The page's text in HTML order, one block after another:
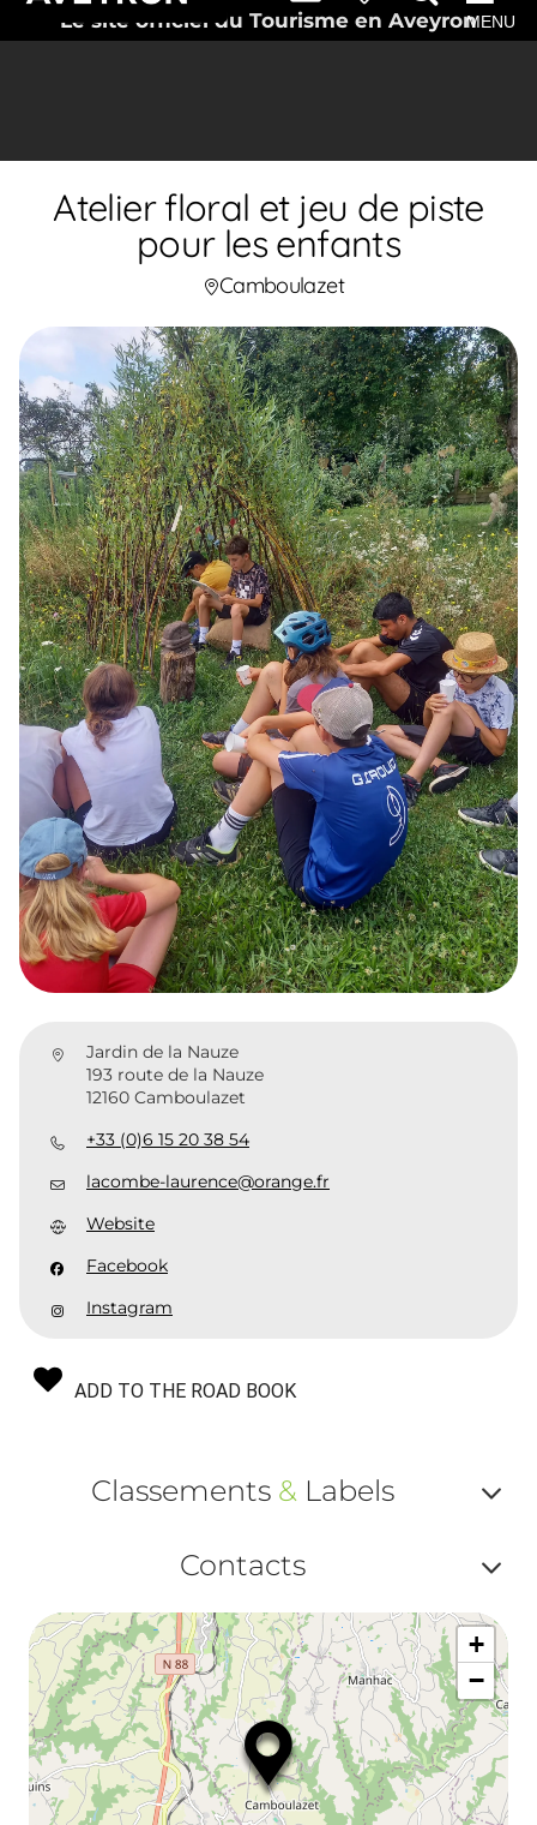
Le site officiel du Tourisme en AveyronMENU
Atelier floral et jeu de piste
pour les enfants
Camboulazet
Jardin de la Nauze
193 route de la Nauze
12160 Camboulazet
+33 (0)6 15 20 38 54
lacombe-laurence@orange.fr
Website
Facebook
Instagram
ADD TO THE ROAD BOOK
Classements & Labels
ou
Contacts
ou
+
−